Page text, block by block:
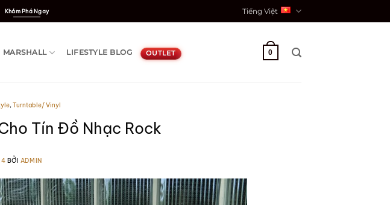
Khám Phá Ngay Tiếng Việt
MARSHALL LIFESTYLE BLOG OUTLET 0
,Turntable/ Vinyl
Tín Đồ Nhạc Rock
BỞI ADMIN